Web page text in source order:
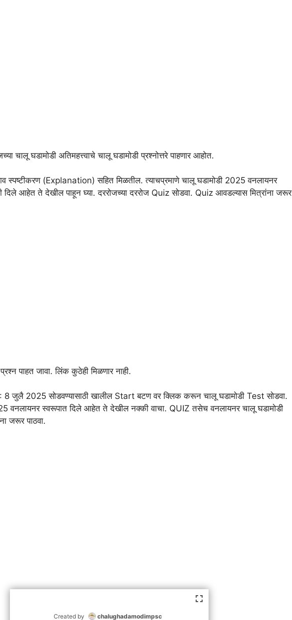
चालू घडामोडी अतिमहत्त्वाचे चालू घडामोडी प्रश्नोत्तरे पाहणार आहोत.
स्पष्टीकरण (Explanation) सहित मिळतील. त्याचप्रमाणे चालू घडामोडी 2025 वनलायनर
दिले आहेत ते देखील पाहून घ्या. दररोजच्या दररोज Quiz सोडवा. Quiz आवडल्यास मित्रांना जरूर
पाहत जावा. लिंक कुठेही मिळणार नाही.
8 जुलै 2025 सोडवण्यासाठी खालील Start बटण वर क्लिक करून चालू घडामोडी Test सोडवा.
वनलायनर स्वरूपात दिले आहेत ते देखील नक्की वाचा. QUIZ तसेच वनलायनर चालू घडामोडी
जरूर पाठवा.
Created by chalughadamodimpsc